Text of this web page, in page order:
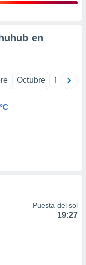
en
Octubre
Puesta del sol
19:27